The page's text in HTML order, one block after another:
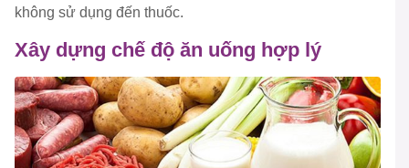
không sử dụng đến thuốc.
Xây dựng chế độ ăn uống hợp lý